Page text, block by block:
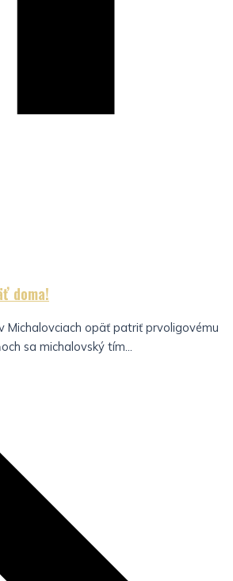
doma!
Michalovciach opäť patriť prvoligovému
sa michalovský tím...